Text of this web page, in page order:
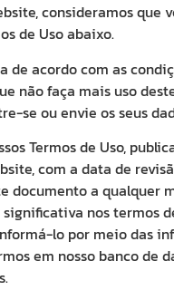
consideramos que
de Uso abaixo.
de acordo com as
não faça mais uso
se ou envie os seus
Termos de Uso,
com a data de
documento a qualquer
nos termos
lo por meio das
em nosso banco de